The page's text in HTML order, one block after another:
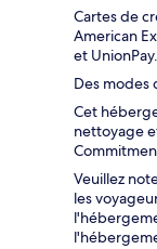
Cartes de
American
et UnionPay.
Des modes
Cet
nettoyage
Veuillez
les